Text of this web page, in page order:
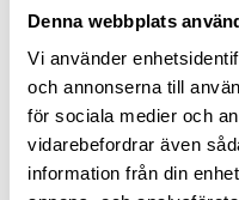
Denna webbplats
Vi använder
och annonserna till
för sociala medier och
vidarebefordrar även
information från din
Ljudisolerande
Highway Driving
Passagerarstol fram
Passagerarstol fram
Stämningsbelysning
V2L
Autobroms
Dödavinkelvarning
Varning för